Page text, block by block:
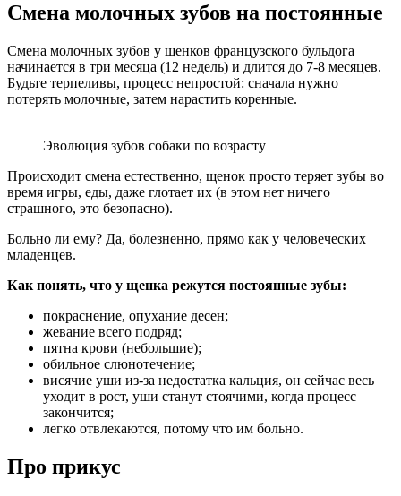
Смена молочных зубов на постоянные
Смена молочных зубов у щенков французского бульдога
начинается в три месяца (12 недель) и длится до 7-8 месяцев.
Будьте терпеливы, процесс непростой: сначала нужно
потерять молочные, затем нарастить коренные.
Эволюция зубов собаки по возрасту
Происходит смена естественно, щенок просто теряет зубы во
время игры, еды, даже глотает их (в этом нет ничего
страшного, это безопасно).
Больно ли ему? Да, болезненно, прямо как у человеческих
младенцев.
Как понять, что у щенка режутся постоянные зубы:
покраснение, опухание десен;
жевание всего подряд;
пятна крови (небольшие);
обильное слюнотечение;
висячие уши из-за недостатка кальция, он сейчас весь
уходит в рост, уши станут стоячими, когда процесс
закончится;
легко отвлекаются, потому что им больно.
Про прикус